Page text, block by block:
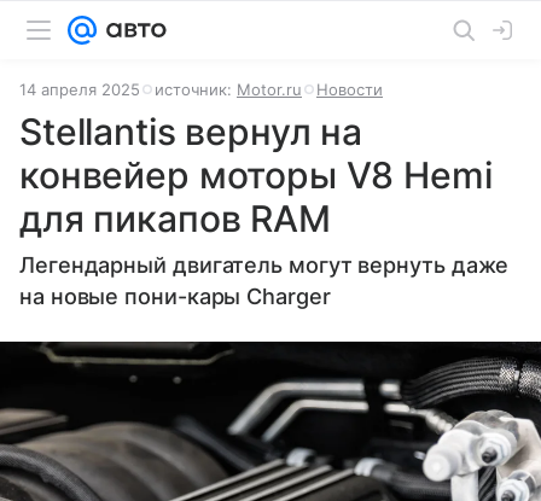
14 апреля 2025 источник: Motor.ru Новости
Stellantis вернул на
конвейер моторы V8 Hemi
для пикапов RAM
Легендарный двигатель могут вернуть даже
на новые пони-кары Charger